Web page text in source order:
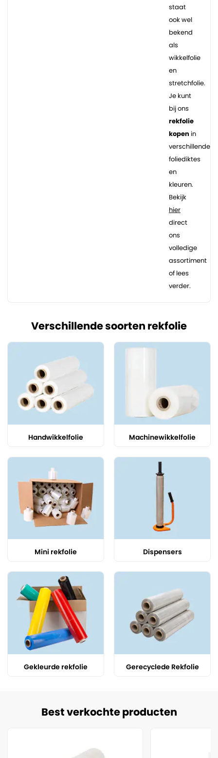
staat
ook wel
bekend
als
wikkelfolie
en
stretchfolie.
Je kunt
bij ons
rekfolie
kopen in
verschillende
foliediktes
en
kleuren.
Bekijk
hier
direct
ons
volledige
assortiment
of lees
verder.
Verschillende soorten rekfolie
Handwikkelfolie Machinewikkelfolie
Mini rekfolie Dispensers
Gekleurde rekfolie Gerecyclede Rekfolie
Best verkochte producten